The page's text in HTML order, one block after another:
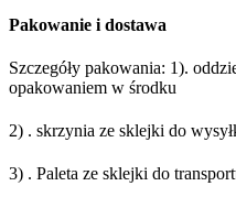
Pakowanie i dostawa
Szczegóły pakowania: 1).
opakowaniem w środku
2) . skrzynia ze sklejki do
3) . Paleta ze sklejki do